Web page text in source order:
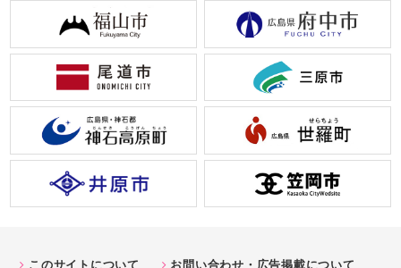
このサイトについて お問い合わせ・広告掲載について